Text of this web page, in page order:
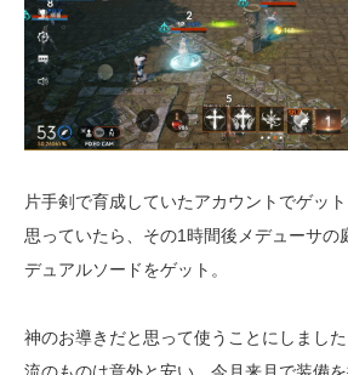
片手剣で育成していたアカウントでゲッ
思っていたら、その1時間後メデューサの
デュアルソードをゲット。
神のお導きだと思って使うことにしまし